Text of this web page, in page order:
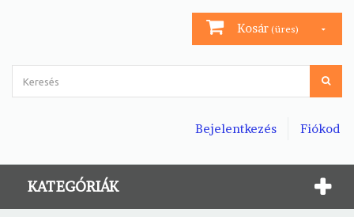
Kosár (üres)
Fiókod
Bejelentkezés
KATEGÓRIÁK